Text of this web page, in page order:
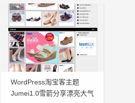
WordPress淘宝客主题
Jumei1.0雪箭分享漂亮大气